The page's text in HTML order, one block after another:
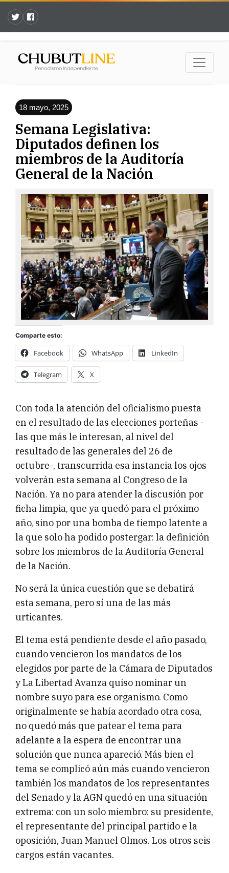
18 mayo, 2025
Semana Legislativa:
Diputados definen los
miembros de la Auditoría
General de la Nación
Comparte esto:
Facebook WhatsApp LinkedIn
Telegram X
Con toda la atención del oficialismo puesta
en el resultado de las elecciones porteñas -
las que más le interesan, al nivel del
resultado de las generales del 26 de
octubre-, transcurrida esa instancia los ojos
volverán esta semana al Congreso de la
Nación. Ya no para atender la discusión por
ficha limpia, que ya quedó para el próximo
año, sino por una bomba de tiempo latente a
la que solo ha podido postergar: la definición
sobre los miembros de la Auditoría General
de la Nación.
No será la única cuestión que se debatirá
esta semana, pero sí una de las más
urticantes.
El tema está pendiente desde el año pasado,
cuando vencieron los mandatos de los
elegidos por parte de la Cámara de Diputados
y La Libertad Avanza quiso nominar un
nombre suyo para ese organismo. Como
originalmente se había acordado otra cosa,
no quedó más que patear el tema para
adelante a la espera de encontrar una
solución que nunca apareció. Más bien el
tema se complicó aún más cuando vencieron
también los mandatos de los representantes
del Senado y la AGN quedó en una situación
extrema: con un solo miembro: su presidente,
el representante del principal partido e la
oposición, Juan Manuel Olmos. Los otros seis
cargos están vacantes.